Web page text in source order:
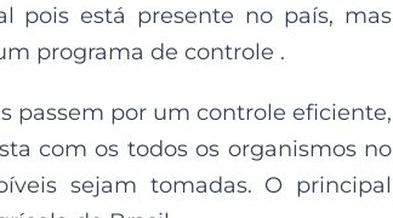
pois está presente no país, mas
programa de controle .
passem por um controle eficiente,
com os todos os organismos no
sejam tomadas. O principal